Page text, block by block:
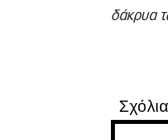
δάκρυα
Σχόλια